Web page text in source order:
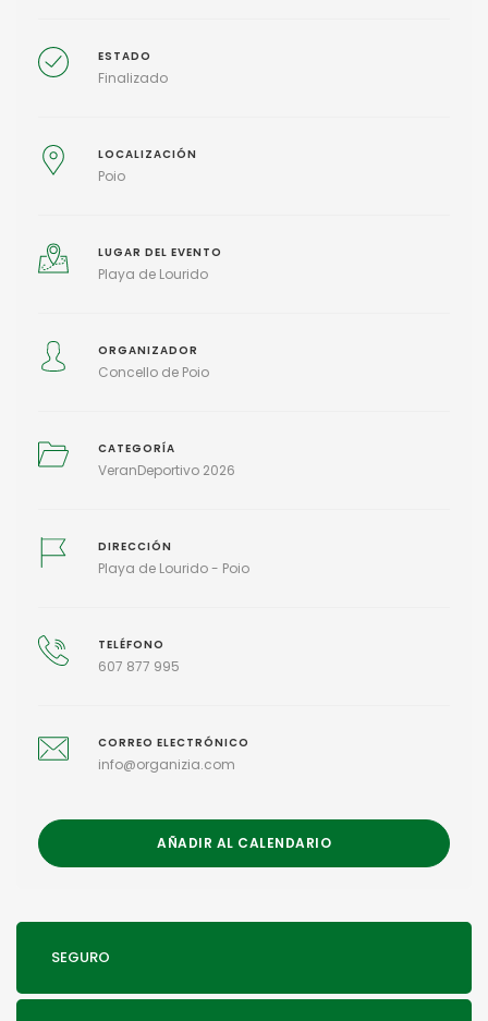
ESTADO
Finalizado
LOCALIZACIÓN
Poio
LUGAR DEL EVENTO
Playa de Lourido
ORGANIZADOR
Concello de Poio
CATEGORÍA
VeranDeportivo 2026
DIRECCIÓN
Playa de Lourido - Poio
TELÉFONO
607 877 995
CORREO ELECTRÓNICO
info@organizia.com
AÑADIR AL CALENDARIO
SEGURO